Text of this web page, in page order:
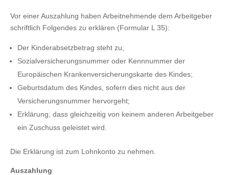
Vor einer Auszahlung haben Arbeitnehmende dem Arbeitgeber
schriftlich Folgendes zu erklären (Formular L 35):
Der Kinderabsetzbetrag steht zu;
Sozialversicherungsnummer oder Kennnummer der
Europäischen Krankenversicherungskarte des Kindes;
Geburtsdatum des Kindes, sofern dies nicht aus der
Versicherungsnummer hervorgeht;
Erklärung, dass gleichzeitig von keinem anderen Arbeitgeber
ein Zuschuss geleistet wird.
Die Erklärung ist zum Lohnkonto zu nehmen.
Auszahlung